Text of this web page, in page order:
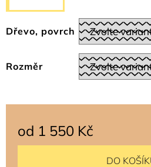
Dřevo, povrch
Rozměr
od 1 550 Kč
DO